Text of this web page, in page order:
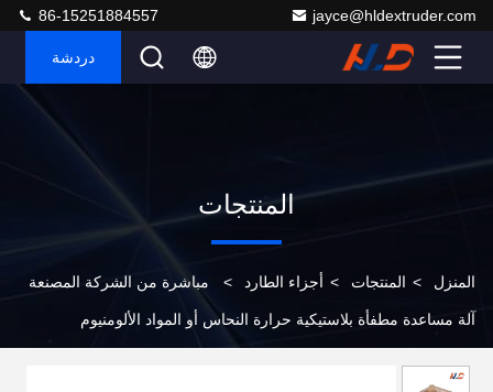
jayce@hldextruder.com
86-15251884557
دردشة
المنتجات
المنزل > المنتجات > أجزاء الطارد > مباشرة من الشركة المصنعة
آلة مساعدة مطفأة بلاستيكية حرارة النحاس أو المواد الألومنيوم